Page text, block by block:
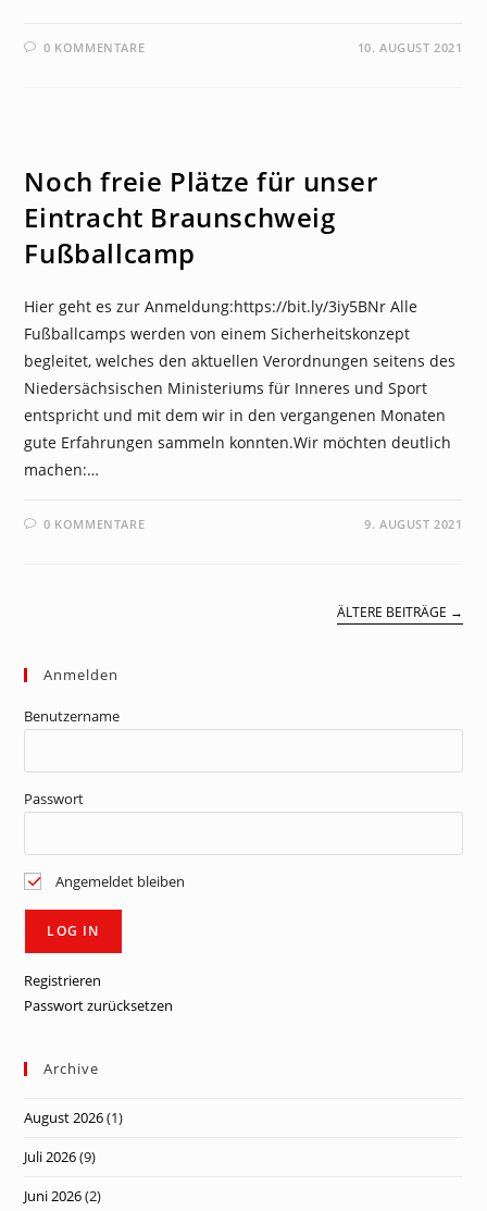
0 KOMMENTARE 10. AUGUST 2021
Noch freie Plätze für unser
Eintracht Braunschweig
Fußballcamp
Hier geht es zur Anmeldung:https://bit.ly/3iy5BNr Alle
Fußballcamps werden von einem Sicherheitskonzept
begleitet, welches den aktuellen Verordnungen seitens des
Niedersächsischen Ministeriums für Inneres und Sport
entspricht und mit dem wir in den vergangenen Monaten
gute Erfahrungen sammeln konnten.Wir möchten deutlich
machen:…
0 KOMMENTARE 9. AUGUST 2021
ÄLTERE BEITRÄGE →
Anmelden
Benutzername
Passwort
Angemeldet bleiben
Registrieren
Passwort zurücksetzen
Archive
August 2026(1)
Juli 2026(9)
Juni 2026(2)